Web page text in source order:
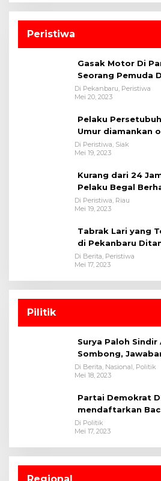
Peristiwa
Gasak Motor Di
Seorang Pemuda
Bukit Raya
Di Pekanbaru, Peristiwa
Mei 20, 2023
Pelaku
Umur diamankan
Polsek Tualang-
Di Peristiwa, Siak
Mei 19, 2023
Kurang dari 24
Pelaku Begal
Satreskrim Polres
Di Peristiwa, Riau
Mei 19, 2023
Tabrak Lari yang
di Pekanbaru
Di Berita, Peristiwa
Mei 17, 2023
Pilitik
Surya Paloh Sindir
Sombong,
Di Berita, Nasional, Politik
Mei 18, 2023
Partai Demokrat
mendaftarkan
Di Politik
Mei 17, 2023